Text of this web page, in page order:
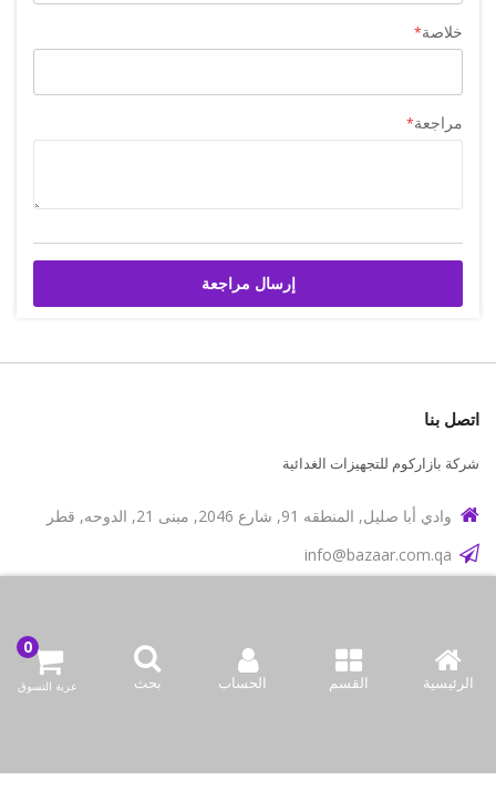
الرئيسية القسم الحساب بحث عربة التسوق
خلاصة
مراجعة
إرسال مراجعة
اتصل بنا
شركة بازاركوم للتجهيزات الغدائية
وادي أبا صليل, المنطقه 91, شارع 2046, مبنى 21, الدوحه, قطر
info@bazaar.com.qa
أعلى الفئات